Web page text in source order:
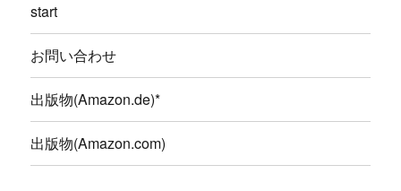
start
お問い合わせ
出版物(Amazon.de)*
出版物(Amazon.com)